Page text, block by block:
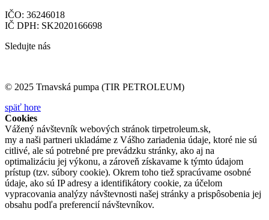
IČO: 36246018
IČ DPH: SK2020166698
Sledujte nás
© 2025 Trnavská pumpa (TIR PETROLEUM)
späť hore
Cookies
Vážený návštevník webových stránok tirpetroleum.sk,
my a naši partneri ukladáme z Vášho zariadenia údaje, ktoré nie sú
citlivé, ale sú potrebné pre prevádzku stránky, ako aj na
optimalizáciu jej výkonu, a zároveň získavame k týmto údajom
prístup (tzv. súbory cookie). Okrem toho tiež spracúvame osobné
údaje, ako sú IP adresy a identifikátory cookie, za účelom
vypracovania analýzy návštevnosti našej stránky a prispôsobenia jej
obsahu podľa preferencií návštevníkov.